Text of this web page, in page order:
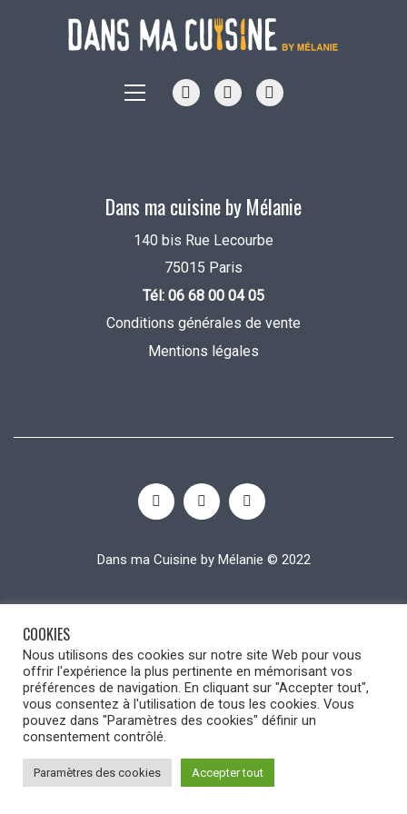
Dans ma cuisine by Mélanie
140 bis Rue Lecourbe
75015 Paris
Tél: 06 68 00 04 05
Conditions générales de vente
Mentions légales
Dans ma Cuisine by Mélanie © 2022
COOKIES
Nous utilisons des cookies sur notre site Web pour vous
offrir l'expérience la plus pertinente en mémorisant vos
préférences de navigation. En cliquant sur "Accepter tout",
vous consentez à l'utilisation de tous les cookies. Vous
pouvez dans "Paramètres des cookies" définir un
consentement contrôlé.
Paramètres des cookies Accepter tout